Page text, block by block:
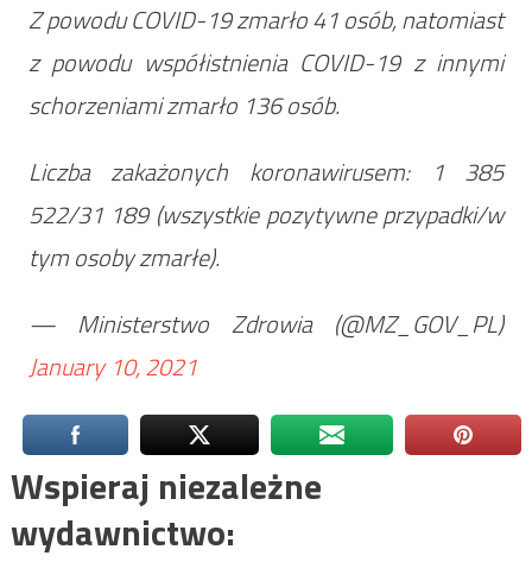
Z powodu COVID-19 zmarło 41 osób, natomiast
z powodu współistnienia COVID-19 z innymi
schorzeniami zmarło 136 osób.
Liczba zakażonych koronawirusem: 1 385
522/31 189 (wszystkie pozytywne przypadki/w
tym osoby zmarłe).
— Ministerstwo Zdrowia (@MZ_GOV_PL)
January 10, 2021
Wspieraj niezależne
wydawnictwo: